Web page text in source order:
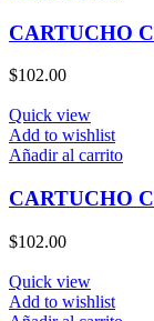
CARTUCHO
$102.00
Quick view
Add to wishlist
Añadir al carrito
CARTUCHO
$102.00
Quick view
Add to wishlist